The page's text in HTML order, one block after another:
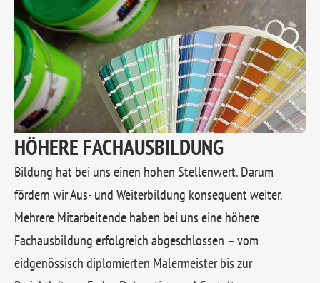
HÖHERE FACHAUSBILDUNG
Bildung hat bei uns einen hohen Stellenwert. Darum
fördern wir Aus- und Weiterbildung konsequent weiter.
Mehrere Mitarbeitende haben bei uns eine höhere
Fachausbildung erfolgreich abgeschlossen – vom
eidgenössisch diplomierten Malermeister bis zur